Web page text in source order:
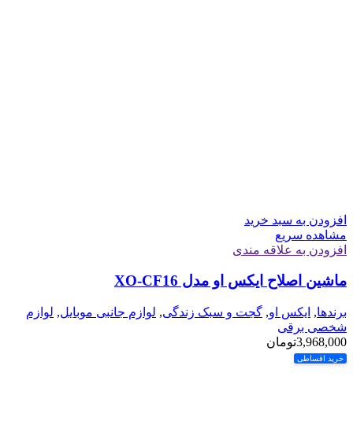
افزودن به سبد خرید
مشاهده سریع
افزودن به علاقه مندی
ماشین اصلاح ایکس او مدل XO-CF16
برندها, ایکس او, گجت و سبک زندگی, لوازم جانبی موبایل, لوازم
شخصی برقی
3,968,000تومان
خرید اقساطی